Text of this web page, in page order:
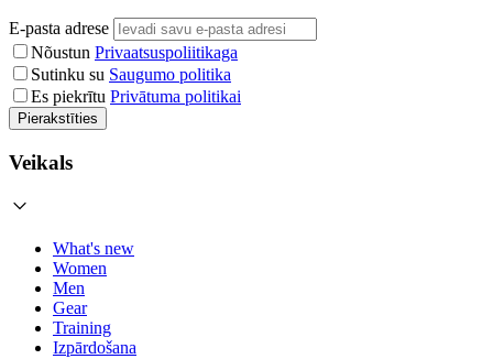
E-pasta adrese
Nõustun Privaatsuspoliitikaga
Sutinku su Saugumo politika
Es piekrītu Privātuma politikai
Pierakstīties
Veikals
What's new
Women
Men
Gear
Training
Izpārdošana